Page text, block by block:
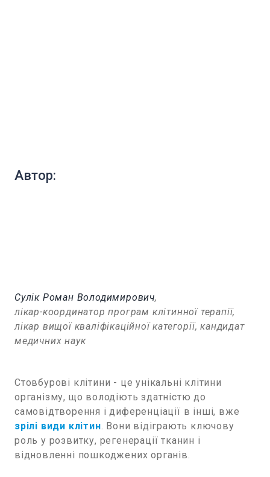
Автор:
Сулік Роман Володимирович,
лікар-координатор програм клітинної терапії,
лікар вищої кваліфікаційної категорії, кандидат
медичних наук
Стовбурові клітини - це унікальні клітини
організму, що володіють здатністю до
самовідтворення і диференціації в інші, вже
зрілі види клітин . Вони відіграють ключову
роль у розвитку, регенерації тканин і
відновленні пошкоджених органів.